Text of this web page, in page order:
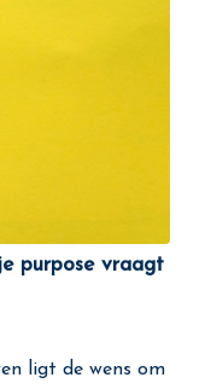
purpose vraagt
ligt de wens om